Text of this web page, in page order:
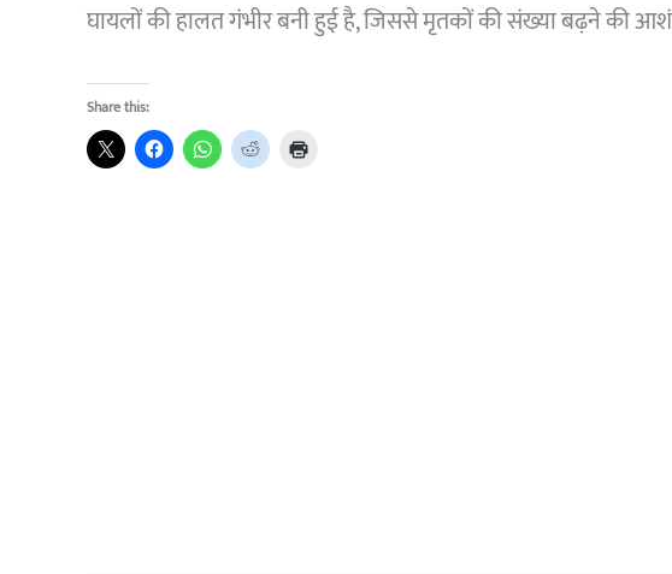
घायलों की हालत गंभीर बनी हुई है, जिससे मृतकों की संख्या बढ़ने की
Share this: